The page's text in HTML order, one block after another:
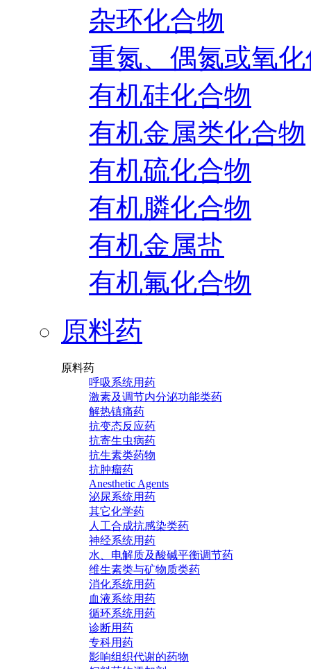
杂环化合物
重氮、偶氮或氧
有机硅化合物
有机金属类化合物
有机硫化合物
有机膦化合物
有机金属盐
有机氟化合物
原料药
原料药
呼吸系统用药
激素及调节内分泌功能类药
解热镇痛药
抗变态反应药
抗寄生虫病药
抗生素类药物
抗肿瘤药
Anesthetic Agents
泌尿系统用药
其它化学药
人工合成抗感染类药
神经系统用药
水、电解质及酸碱平衡调节药
维生素类与矿物质类药
消化系统用药
血液系统用药
循环系统用药
诊断用药
专科用药
影响组织代谢的药物